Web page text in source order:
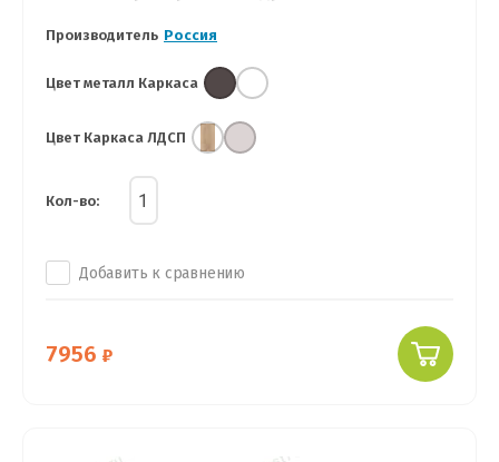
Производитель Россия
Цвет металл Каркаса
Цвет Каркаса ЛДСП
Кол-во:
Добавить к сравнению
7956